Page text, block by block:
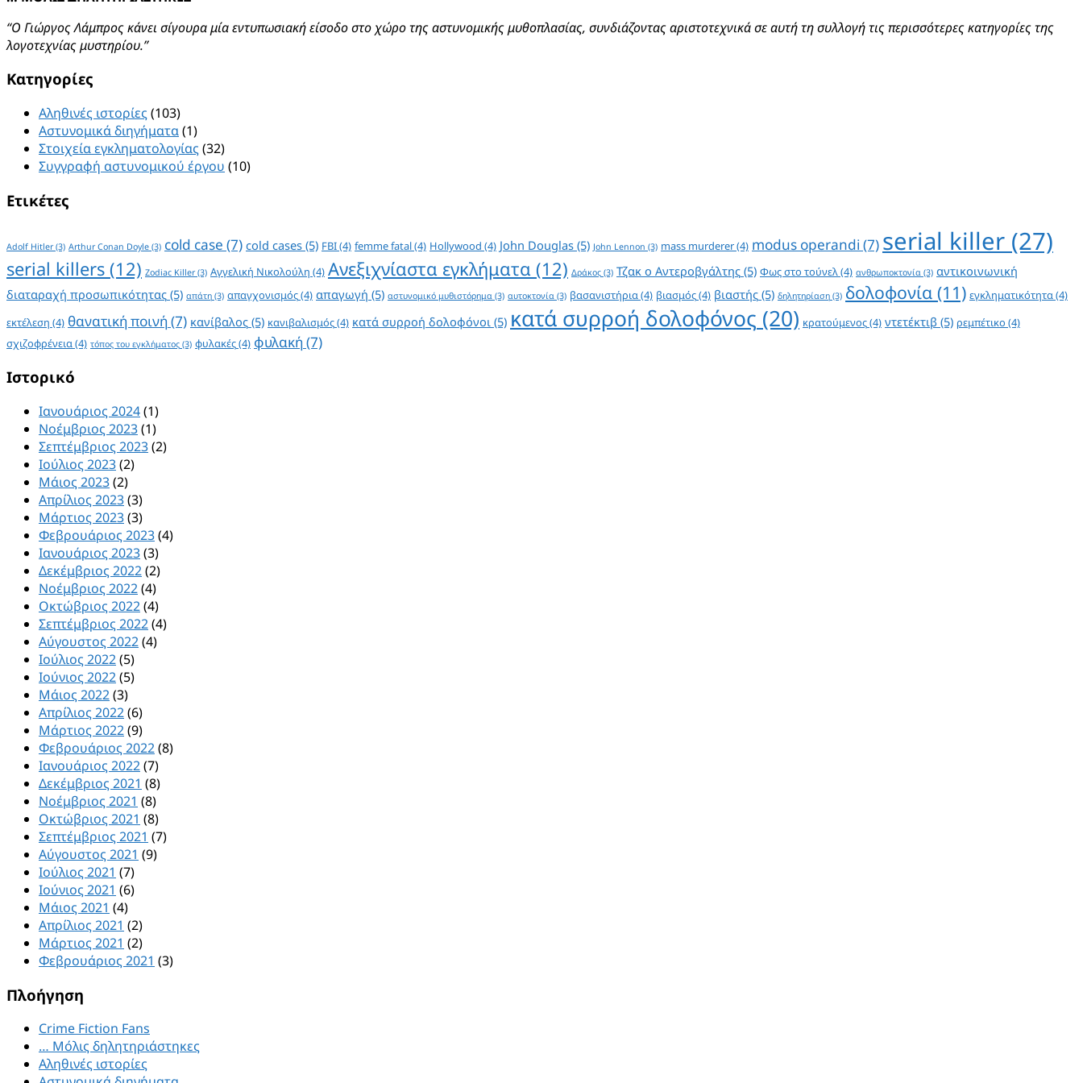
“Ο Γιώργος Λάμπρος κάνει σίγουρα μία εντυπωσιακή είσοδο στο χώρο της αστυνομικής μυθοπλασίας, συνδιάζοντας αριστοτεχνικά σε αυτή τη συλλογή τις περισσότερες κατηγορίες της
λογοτεχνίας μυστηρίου.”
Kατηγορίες
Αληθινές ιστορίες (103)
Αστυνομικά διηγήματα(1)
Στοιχεία εγκληματολογίας (32)
Συγγραφή αστυνομικού έργου (10)
Ετικέτες
Adolf Hitler(3) Arthur Conan Doyle (3) cold case (7) cold cases (5) FBI(4) femme fatal(4) Hollywood (4) John Douglas (5) John Lennon (3) mass murderer(4) modus operandi (7) serial killer (27)
serial killers (12) Zodiac Killer(3) Αγγελική Νικολούλη (4) Ανεξιχνίαστα εγκλήματα (12) Δράκος (3) Τζακ ο Αντεροβγάλτης (5) Φως στο τούνελ(4) ανθρωποκτονία (3) αντικοινωνική
διαταραχή προσωπικότητας (5) απάτη (3) απαγχονισμός(4) απαγωγή (5) αστυνομικό μυθιστόρημα (3) αυτοκτονία (3) βασανιστήρια(4) βιασμός(4) βιαστής (5) δηλητηρίαση (3) δολοφονία (11) εγκληματικότητα(4)
εκτέλεση (4) θανατική ποινή (7) κανίβαλος (5) κανιβαλισμός(4) κατά συρροή δολοφόνοι (5) κατά συρροή δολοφόνος (20) κρατούμενος(4) ντετέκτιβ (5) ρεμπέτικο (4)
σχιζοφρένεια(4) τόπος του εγκλήματος (3) φυλακές(4) φυλακή (7)
Ιστορικό
Ιανουάριος 2024(1)
Νοέμβριος 2023(1)
Σεπτέμβριος 2023(2)
Ιούλιος 2023(2)
Μάιος 2023(2)
Απρίλιος 2023(3)
Μάρτιος 2023(3)
Φεβρουάριος 2023(4)
Ιανουάριος 2023(3)
Δεκέμβριος 2022(2)
Νοέμβριος 2022(4)
Οκτώβριος 2022(4)
Σεπτέμβριος 2022(4)
Αύγουστος 2022(4)
Ιούλιος 2022(5)
Ιούνιος 2022(5)
Μάιος 2022(3)
Απρίλιος 2022(6)
Μάρτιος 2022(9)
Φεβρουάριος 2022(8)
Ιανουάριος 2022(7)
Δεκέμβριος 2021 (8)
Νοέμβριος 2021 (8)
Οκτώβριος 2021 (8)
Σεπτέμβριος 2021 (7)
Αύγουστος 2021 (9)
Ιούλιος 2021 (7)
Ιούνιος 2021 (6)
Μάιος 2021 (4)
Απρίλιος 2021 (2)
Μάρτιος 2021 (2)
Φεβρουάριος 2021 (3)
Πλοήγηση
Crime Fiction Fans
… Μόλις δηλητηριάστηκες
Αληθινές ιστορίες